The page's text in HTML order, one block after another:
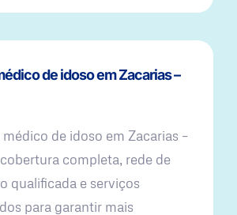
de idoso em Zacarias –
de idoso em Zacarias –
completa, rede de
qualificada e serviços
para garantir mais